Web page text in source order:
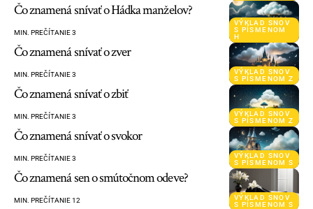
VÝKLAD SNOV
S PÍSMENOM
H
Čo znamená snívať o Hádka manželov?
MIN. PREČÍTANIE 3
VÝKLAD SNOV
S PÍSMENOM Z
Čo znamená snívať o zver
MIN. PREČÍTANIE 3
VÝKLAD SNOV
S PÍSMENOM Z
Čo znamená snívať o zbiť
MIN. PREČÍTANIE 3
VÝKLAD SNOV
S PÍSMENOM S
Čo znamená snívať o svokor
MIN. PREČÍTANIE 3
VÝKLAD SNOV
S PÍSMENOM S
Čo znamená sen o smútočnom odeve?
MIN. PREČÍTANIE 12